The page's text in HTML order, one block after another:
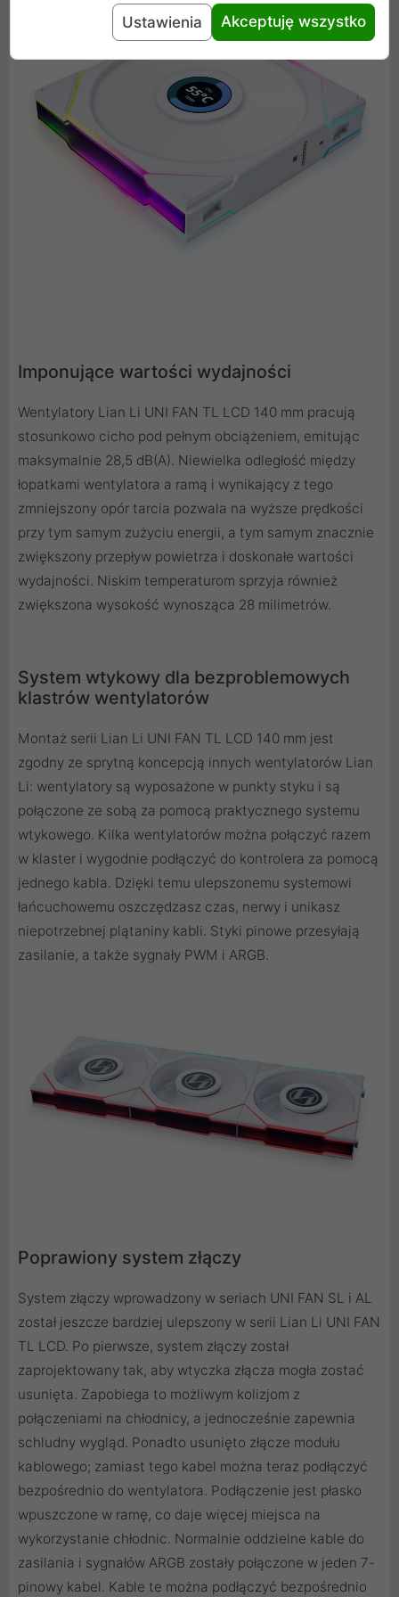
Imponujące wartości wydajności
Wentylatory Lian Li UNI FAN TL LCD 140 mm pracują
stosunkowo cicho pod pełnym obciążeniem, emitując
maksymalnie 28,5 dB(A). Niewielka odległość między
łopatkami wentylatora a ramą i wynikający z tego
zmniejszony opór tarcia pozwala na wyższe prędkości
przy tym samym zużyciu energii, a tym samym znacznie
zwiększony przepływ powietrza i doskonałe wartości
wydajności. Niskim temperaturom sprzyja również
zwiększona wysokość wynosząca 28 milimetrów.
System wtykowy dla bezproblemowych
klastrów wentylatorów
Montaż serii Lian Li UNI FAN TL LCD 140 mm jest
zgodny ze sprytną koncepcją innych wentylatorów Lian
Li: wentylatory są wyposażone w punkty styku i są
połączone ze sobą za pomocą praktycznego systemu
wtykowego. Kilka wentylatorów można połączyć razem
w klaster i wygodnie podłączyć do kontrolera za pomocą
jednego kabla. Dzięki temu ulepszonemu systemowi
łańcuchowemu oszczędzasz czas, nerwy i unikasz
niepotrzebnej plątaniny kabli. Styki pinowe przesyłają
zasilanie, a także sygnały PWM i ARGB.
Poprawiony system złączy
System złączy wprowadzony w seriach UNI FAN SL i AL
został jeszcze bardziej ulepszony w serii Lian Li UNI FAN
TL LCD. Po pierwsze, system złączy został
zaprojektowany tak, aby wtyczka złącza mogła zostać
usunięta. Zapobiega to możliwym kolizjom z
połączeniami na chłodnicy, a jednocześnie zapewnia
schludny wygląd. Ponadto usunięto złącze modułu
kablowego; zamiast tego kabel można teraz podłączyć
bezpośrednio do wentylatora. Podłączenie jest płasko
wpuszczone w ramę, co daje więcej miejsca na
wykorzystanie chłodnic. Normalnie oddzielne kable do
zasilania i sygnałów ARGB zostały połączone w jeden 7-
pinowy kabel. Kable te można podłączyć bezpośrednio
Ustawienia Akceptuję wszystko